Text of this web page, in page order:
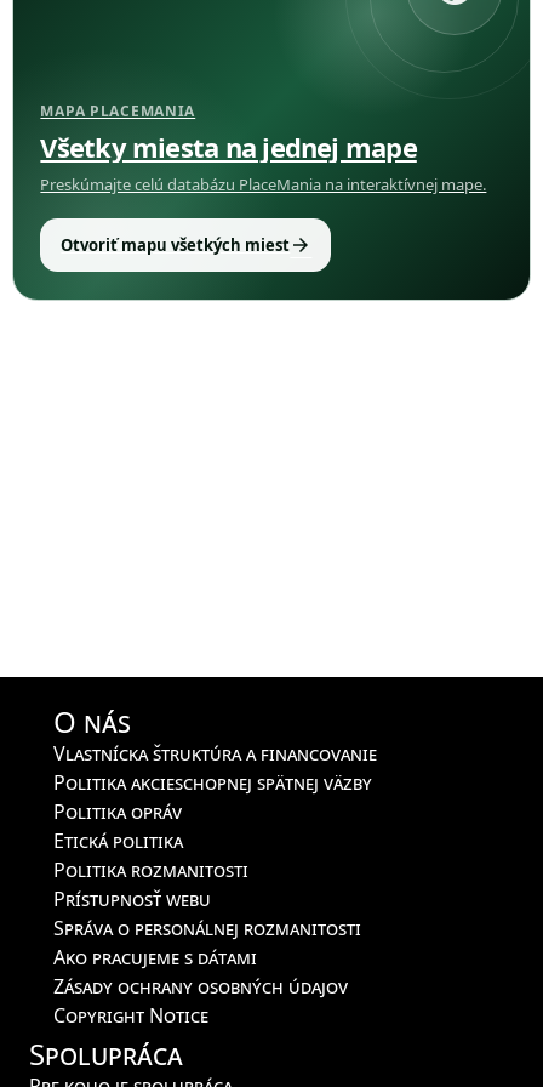
MAPA PLACEMANIA
Všetky miesta na jednej mape
Preskúmajte celú databázu PlaceMania na interaktívnej mape.
Otvoriť mapu všetkých miestarrow_forward
O nás
Vlastnícka štruktúra a financovanie
Politika akcieschopnej spätnej väzby
Politika opráv
Etická politika
Politika rozmanitosti
Prístupnosť webu
Správa o personálnej rozmanitosti
Ako pracujeme s dátami
Zásady ochrany osobných údajov
Copyright Notice
Spolupráca